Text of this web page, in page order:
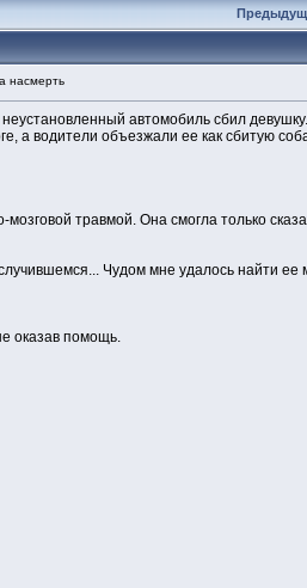
насмерть
автомобиль сбил
водители объезжали ее как сбитую
травмой. Она смогла только
Чудом мне удалось найти ее
оказав помощь.